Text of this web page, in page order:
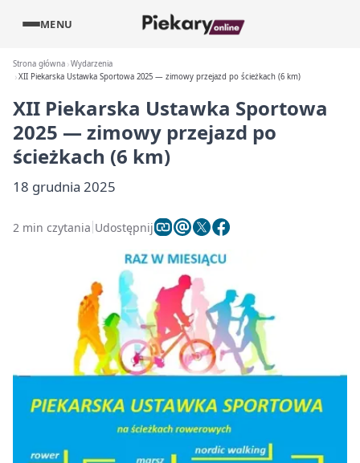
MENU
Strona główna Wydarzenia
XII Piekarska Ustawka Sportowa 2025 — zimowy przejazd po ścieżkach (6 km)
XII Piekarska Ustawka Sportowa
2025 — zimowy przejazd po
ścieżkach (6 km)
18 grudnia 2025
2 min czytania Udostępnij